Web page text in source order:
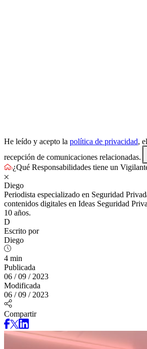
He leído y acepto la política de privacidad, el
recepción de comunicaciones relacionadas.
¿Qué Responsabilidades tiene un
Diego
Periodista especializado en Seguridad
contenidos digitales en Ideas Seguridad
10 años.
D
Escrito por
Diego
4 min
Publicada
06 / 09 / 2023
Modificada
06 / 09 / 2023
Compartir